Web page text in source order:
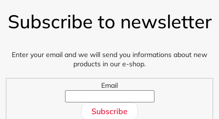
Subscribe to newsletter
Enter your email and we will send you informations about new
products in our e-shop.
Email
Subscribe